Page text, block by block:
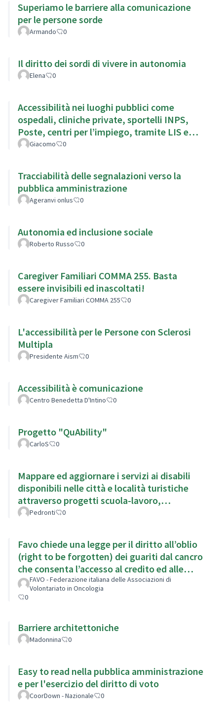
Superiamo le barriere alla comunicazione
per le persone sorde
Armando 0
Il diritto dei sordi di vivere in autonomia
Elena 0
Accessibilità nei luoghi pubblici come
ospedali, cliniche private, sportelli INPS,
Poste, centri per l’impiego, tramite LIS e
sottotitoli
Giacomo 0
Tracciabilità delle segnalazioni verso la
pubblica amministrazione
Ageranvi onlus 0
Autonomia ed inclusione sociale
Roberto Russo 0
Caregiver Familiari COMMA 255. Basta
essere invisibili ed inascoltati!
Caregiver Familiari COMMA 255 0
L'accessibilità per le Persone con Sclerosi
Multipla
Presidente Aism 0
Accessibilità è comunicazione
Centro Benedetta D'Intino 0
Progetto "QuAbility"
CarloS 0
Mappare ed aggiornare i servizi ai disabili
disponibili nelle città e località turistiche
attraverso progetti scuola-lavoro,
integrazione ai PEBA
Pedronti 0
Favo chiede una legge per il diritto all’oblio
(right to be forgotten) dei guariti dal cancro
che consenta l’accesso al credito ed alle
assicurazioni
FAVO - Federazione italiana delle Associazioni di
Volontariato in Oncologia
0
Barriere architettoniche
Madonnina 0
Easy to read nella pubblica amministrazione
e per l'esercizio del diritto di voto
CoorDown - Nazionale 0